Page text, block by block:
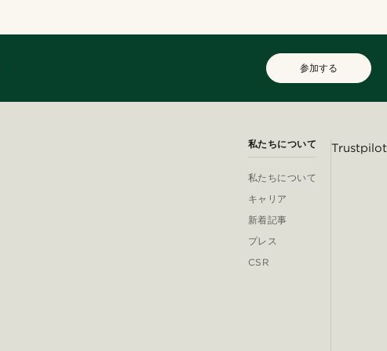
参加する
私たちについて
私たちについて
キャリア
新着記事
プレス
CSR
Trustpilot